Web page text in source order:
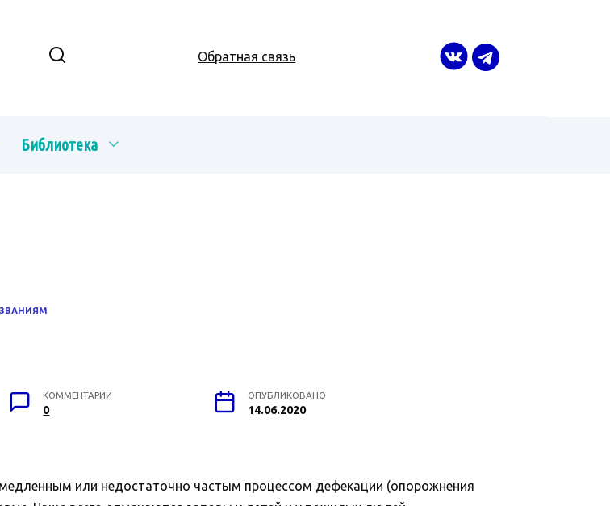
Обратная связь
Библиотека
КОММЕНТАРИИ
0
ОПУБЛИКОВАНО
14.06.2020
или недостаточно частым процессом дефекации (опорожнения